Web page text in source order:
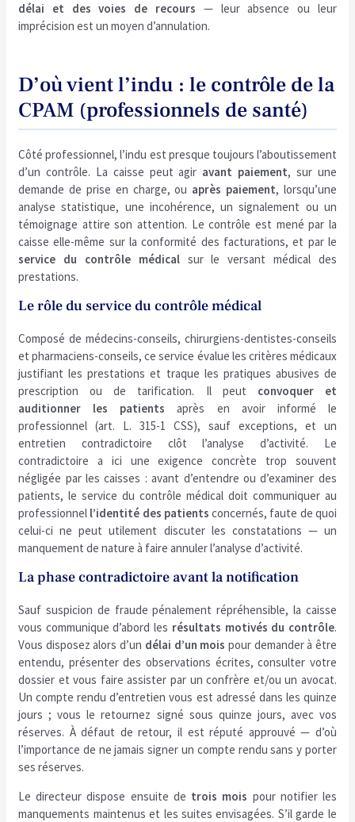
délai et des voies de recours — leur absence ou leur
imprécision est un moyen d’annulation.
D’où vient l’indu : le contrôle de la
CPAM (professionnels de santé)
Côté professionnel, l’indu est presque toujours l’aboutissement
d’un contrôle. La caisse peut agir avant paiement, sur une
demande de prise en charge, ou après paiement, lorsqu’une
analyse statistique, une incohérence, un signalement ou un
témoignage attire son attention. Le contrôle est mené par la
caisse elle-même sur la conformité des facturations, et par le
service du contrôle médicalsur le versant médical des
prestations.
Le rôle du service du contrôle médical
Composé de médecins-conseils, chirurgiens-dentistes-conseils
et pharmaciens-conseils, ce service évalue les critères médicaux
justifiant les prestations et traque les pratiques abusives de
prescription ou de tarification. Il peut convoquer et
auditionner les patients après en avoir informé le
professionnel (art. L. 315-1 CSS), sauf exceptions, et un
entretien contradictoire clôt l’analyse d’activité. Le
contradictoire a ici une exigence concrète trop souvent
négligée par les caisses : avant d’entendre ou d’examiner des
patients, le service du contrôle médical doit communiquer au
professionnel l’identité des patients concernés, faute de quoi
celui-ci ne peut utilement discuter les constatations — un
manquement de nature à faire annuler l’analyse d’activité.
La phase contradictoire avant la notification
Sauf suspicion de fraude pénalement répréhensible, la caisse
vous communique d’abord les résultats motivés du contrôle.
Vous disposez alors d’un délai d’un mois pour demander à être
entendu, présenter des observations écrites, consulter votre
dossier et vous faire assister par un confrère et/ou un avocat.
Un compte rendu d’entretien vous est adressé dans les quinze
jours ; vous le retournez signé sous quinze jours, avec vos
réserves. À défaut de retour, il est réputé approuvé — d’où
l’importance de ne jamais signer un compte rendu sans y porter
ses réserves.
Le directeur dispose ensuite de trois mois pour notifier les
manquements maintenus et les suites envisagées. S’il garde le